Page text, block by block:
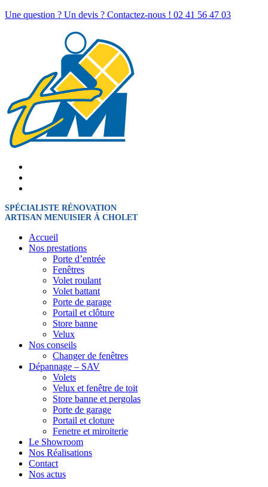
Une question ? Un devis ? Contactez-nous ! 02 41 56 47 03
SPÉCIALISTE RÉNOVATION
ARTISAN MENUISIER À CHOLET
Accueil
Nos prestations
Porte d’entrée
Fenêtres
Volet roulant
Volet battant
Porte de garage
Portail et clôture
Store banne
Velux
Nos conseils
Changer de fenêtres
Dépannage – SAV
Volets
Velux et fenêtre de toit
Store banne et pergolas
Porte de garage
Portail et cloture
Fenetre et miroiterie
Le Showroom
Nos Réalisations
Contact
Nos actus